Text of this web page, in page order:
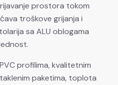
prostora tokom
troškove grijanja i
sa ALU oblogama
profilima, kvalitetnim
paketima, toplota